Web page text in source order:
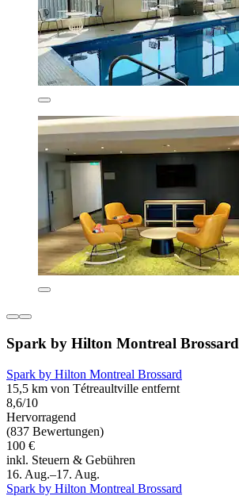
Spark by Hilton Montreal Brossard
Spark by Hilton Montreal Brossard
15,5 km von Tétreaultville entfernt
8,6/10
Hervorragend
(837 Bewertungen)
100 €
inkl. Steuern & Gebühren
16. Aug.–17. Aug.
Spark by Hilton Montreal Brossard